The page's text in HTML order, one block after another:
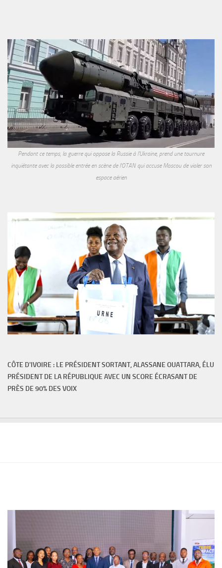
Pendant ce temps, la guerre qui oppose la Russie à l'Ukraine, prend une tournure
inquiétante avec la possible entrée en scène de l'OTAN qui accuse Moscou de violer son
espace aérien
CÔTE D'IVOIRE : LE PRÉSIDENT SORTANT, ALASSANE OUATTARA, ÉLU
PRÉSIDENT DE LA RÉPUBLIQUE AVEC UN SCORE ÉCRASANT DE
PRÈS DE 90% DES VOIX